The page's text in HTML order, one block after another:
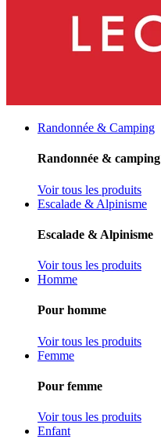
Randonnée & Camping
Randonnée & camping
Voir tous les produits
Escalade & Alpinisme
Escalade & Alpinisme
Voir tous les produits
Homme
Pour homme
Voir tous les produits
Femme
Pour femme
Voir tous les produits
Enfant